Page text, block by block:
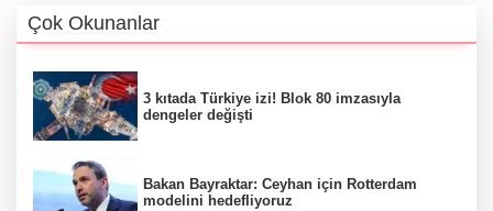
Çok Okunanlar
3 kıtada Türkiye izi! Blok 80 imzasıyla
dengeler değişti
Bakan Bayraktar: Ceyhan için Rotterdam
modelini hedefliyoruz